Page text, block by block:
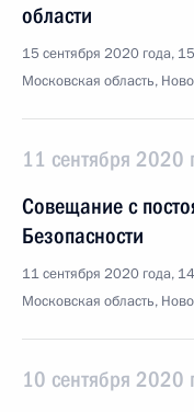
области
15 сентября 2020 года,
Московская область,
11 сентября 2020
Совещание с
Безопасности
11 сентября 2020 года,
Московская область,
10 сентября 2020